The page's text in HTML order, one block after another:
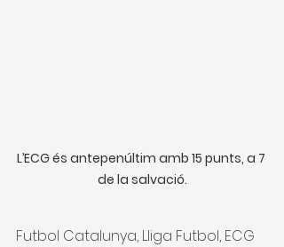
L’ECG és antepenúltim amb 15 punts, a 7
de la salvació.
Futbol Catalunya, Lliga Futbol, ECG